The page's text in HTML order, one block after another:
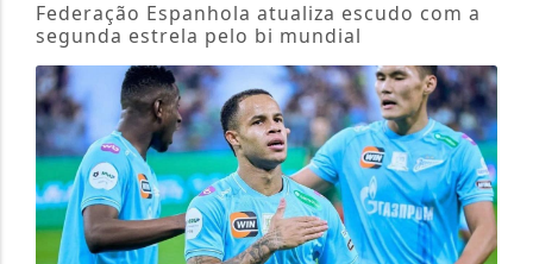
Federação Espanhola atualiza escudo com a
segunda estrela pelo bi mundial